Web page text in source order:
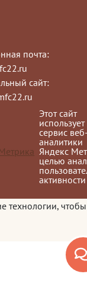
почта:
сайт:
Этот сайт
использует
сервис
аналитики
Яндекс
целью
активности
технологии, чтобы